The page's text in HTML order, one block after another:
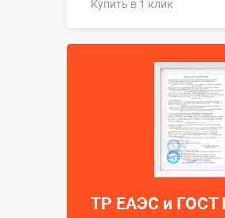
Купить в 1 клик
ТР ЕАЭС и ГОСТ